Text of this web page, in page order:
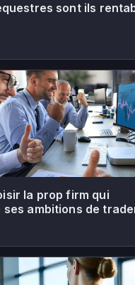
sont ils
la prop firm qui
ambitions de